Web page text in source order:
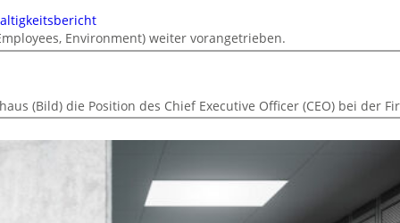
Environment) weiter vorangetrieben.
(Bild) die Position des Chief Executive Officer (CEO) bei der